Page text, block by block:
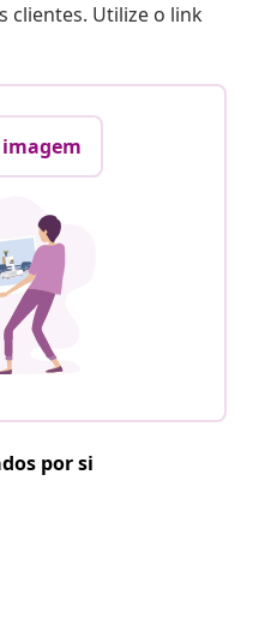
clientes. Utilize o link
por si